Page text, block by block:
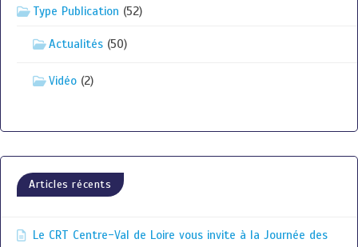
Type Publication (52)
Actualités (50)
Vidéo (2)
Articles récents
Le CRT Centre-Val de Loire vous invite à la Journée des